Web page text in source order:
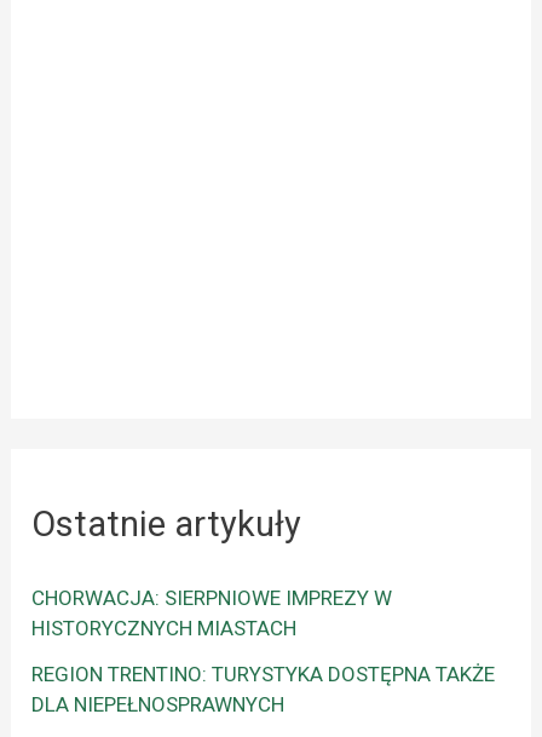
Ostatnie artykuły
CHORWACJA: SIERPNIOWE IMPREZY W
HISTORYCZNYCH MIASTACH
REGION TRENTINO: TURYSTYKA DOSTĘPNA TAKŻE
DLA NIEPEŁNOSPRAWNYCH